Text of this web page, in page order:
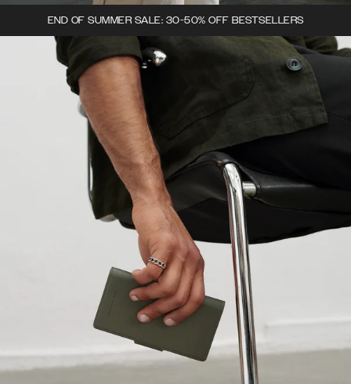
END OF SUMMER SALE: 30-50% OFF BESTSELLERS